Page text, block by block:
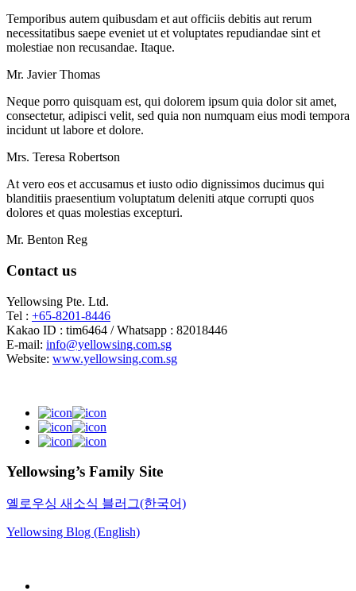
Temporibus autem quibusdam et aut officiis debitis aut rerum
necessitatibus saepe eveniet ut et voluptates repudiandae sint et
molestiae non recusandae. Itaque.
Mr. Javier Thomas
Neque porro quisquam est, qui dolorem ipsum quia dolor sit amet,
consectetur, adipisci velit, sed quia non numquam eius modi tempora
incidunt ut labore et dolore.
Mrs. Teresa Robertson
At vero eos et accusamus et iusto odio dignissimos ducimus qui
blanditiis praesentium voluptatum deleniti atque corrupti quos
dolores et quas molestias excepturi.
Mr. Benton Reg
Contact us
Yellowsing Pte. Ltd.
Tel : +65-8201-8446
Kakao ID : tim6464 / Whatsapp : 82018446
E-mail: info@yellowsing.com.sg
Website: www.yellowsing.com.sg
Yellowsing’s Family Site
옐로우싱 새소식 블러그(한국어)
Yellowsing Blog (English)